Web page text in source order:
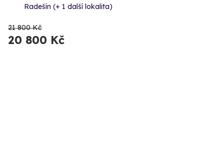
Radešín (+ 1 další lokalita)
21 800 Kč
20 800 Kč